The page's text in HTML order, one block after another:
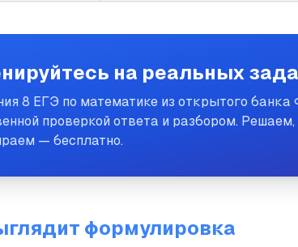
на реальных
8 ЕГЭ по математике из открытого
проверкой ответа и разбором.
— бесплатно.
формулировка